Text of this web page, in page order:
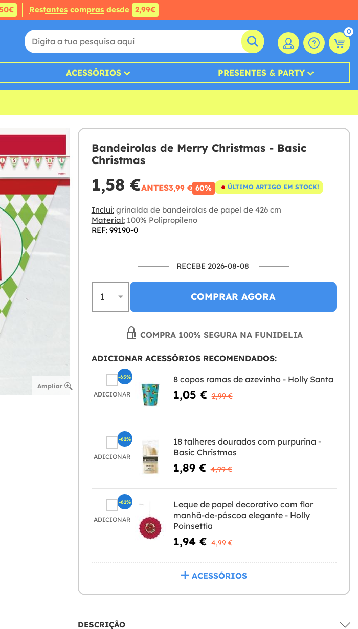
Restantes compras desde 2,99€
0
ACESSÓRIOS PRESENTES & PARTY
Ampliar
Bandeirolas de Merry Christmas - Basic
Christmas
1,58 €ANTES3,99 € 60% ÚLTIMO ARTIGO EM STOCK!
Inclui:grinalda de bandeirolas de papel de 426 cm
Material:100% Polipropileno
REF: 99190-0
RECEBE 2026-08-08
COMPRAR AGORA
COMPRA 100% SEGURA NA FUNIDELIA
ADICIONAR ACESSÓRIOS RECOMENDADOS:
ADICIONAR
8 copos ramas de azevinho - Holly Santa
1,05 € 2,99 €
-65%
ADICIONAR
18 talheres dourados com purpurina -
Basic Christmas
1,89 € 4,99 €
-62%
ADICIONAR
Leque de papel decorativo com flor
manhã-de-páscoa elegante - Holly
Poinsettia
1,94 € 4,99 €
-61%
ACESSÓRIOS
DESCRIÇÃO